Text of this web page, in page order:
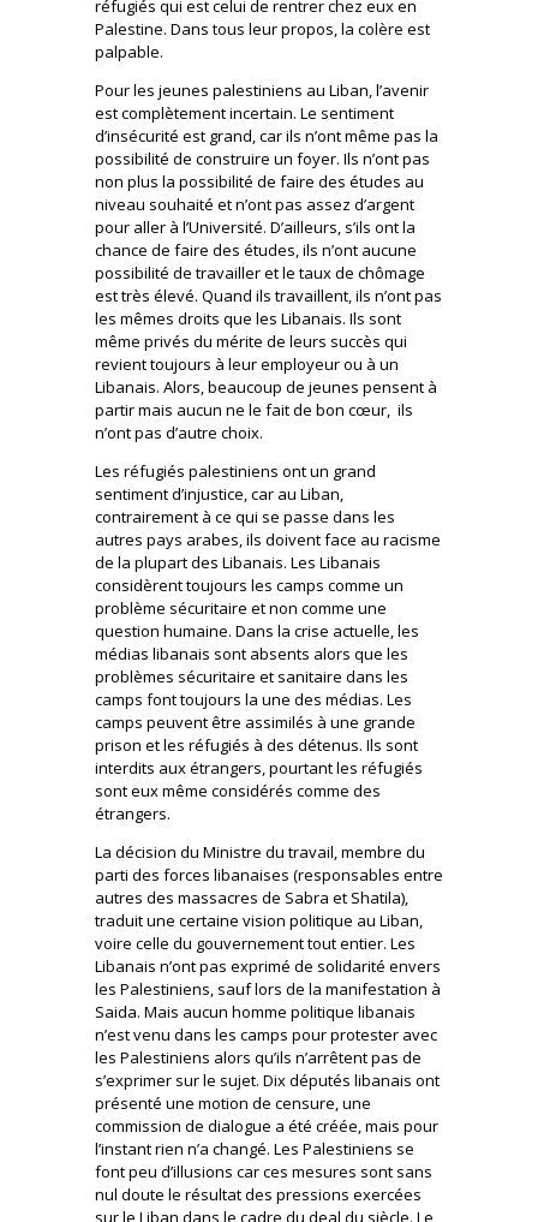
réfugiés qui est celui de rentrer chez eux en
Palestine. Dans tous leur propos, la colère est
palpable.
Pour les jeunes palestiniens au Liban, l’avenir
est complètement incertain. Le sentiment
d’insécurité est grand, car ils n’ont même pas la
possibilité de construire un foyer. Ils n’ont pas
non plus la possibilité de faire des études au
niveau souhaité et n’ont pas assez d’argent
pour aller à l’Université. D’ailleurs, s’ils ont la
chance de faire des études, ils n’ont aucune
possibilité de travailler et le taux de chômage
est très élevé. Quand ils travaillent, ils n’ont pas
les mêmes droits que les Libanais. Ils sont
même privés du mérite de leurs succès qui
revient toujours à leur employeur ou à un
Libanais. Alors, beaucoup de jeunes pensent à
partir mais aucun ne le fait de bon cœur, ils
n’ont pas d’autre choix.
Les réfugiés palestiniens ont un grand
sentiment d’injustice, car au Liban,
contrairement à ce qui se passe dans les
autres pays arabes, ils doivent face au racisme
de la plupart des Libanais. Les Libanais
considèrent toujours les camps comme un
problème sécuritaire et non comme une
question humaine. Dans la crise actuelle, les
médias libanais sont absents alors que les
problèmes sécuritaire et sanitaire dans les
camps font toujours la une des médias. Les
camps peuvent être assimilés à une grande
prison et les réfugiés à des détenus. Ils sont
interdits aux étrangers, pourtant les réfugiés
sont eux même considérés comme des
étrangers.
La décision du Ministre du travail, membre du
parti des forces libanaises (responsables entre
autres des massacres de Sabra et Shatila),
traduit une certaine vision politique au Liban,
voire celle du gouvernement tout entier. Les
Libanais n’ont pas exprimé de solidarité envers
les Palestiniens, sauf lors de la manifestation à
Saida. Mais aucun homme politique libanais
n’est venu dans les camps pour protester avec
les Palestiniens alors qu’ils n’arrêtent pas de
s’exprimer sur le sujet. Dix députés libanais ont
présenté une motion de censure, une
commission de dialogue a été créée, mais pour
l’instant rien n’a changé. Les Palestiniens se
font peu d’illusions car ces mesures sont sans
nul doute le résultat des pressions exercées
sur le Liban dans le cadre du deal du siècle. Le